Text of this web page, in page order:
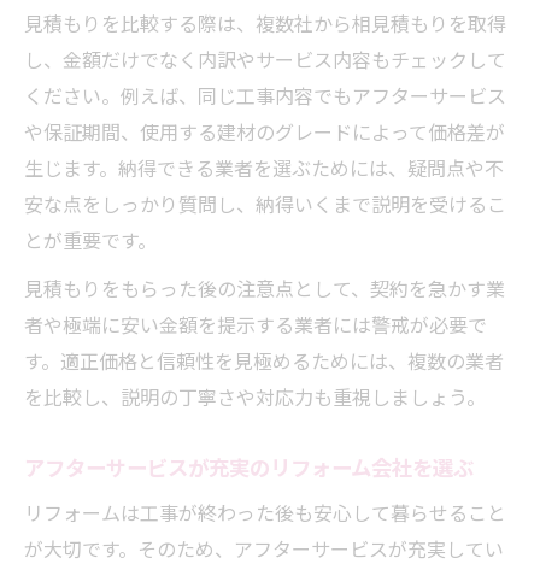
見積もりを比較する際は、複数社から相見積もりを取得
し、金額だけでなく内訳やサービス内容もチェックして
ください。例えば、同じ工事内容でもアフターサービス
や保証期間、使用する建材のグレードによって価格差が
生じます。納得できる業者を選ぶためには、疑問点や不
安な点をしっかり質問し、納得いくまで説明を受けるこ
とが重要です。
見積もりをもらった後の注意点として、契約を急かす業
者や極端に安い金額を提示する業者には警戒が必要で
す。適正価格と信頼性を見極めるためには、複数の業者
を比較し、説明の丁寧さや対応力も重視しましょう。
アフターサービスが充実のリフォーム会社を選ぶ
リフォームは工事が終わった後も安心して暮らせること
が大切です。そのため、アフターサービスが充実してい